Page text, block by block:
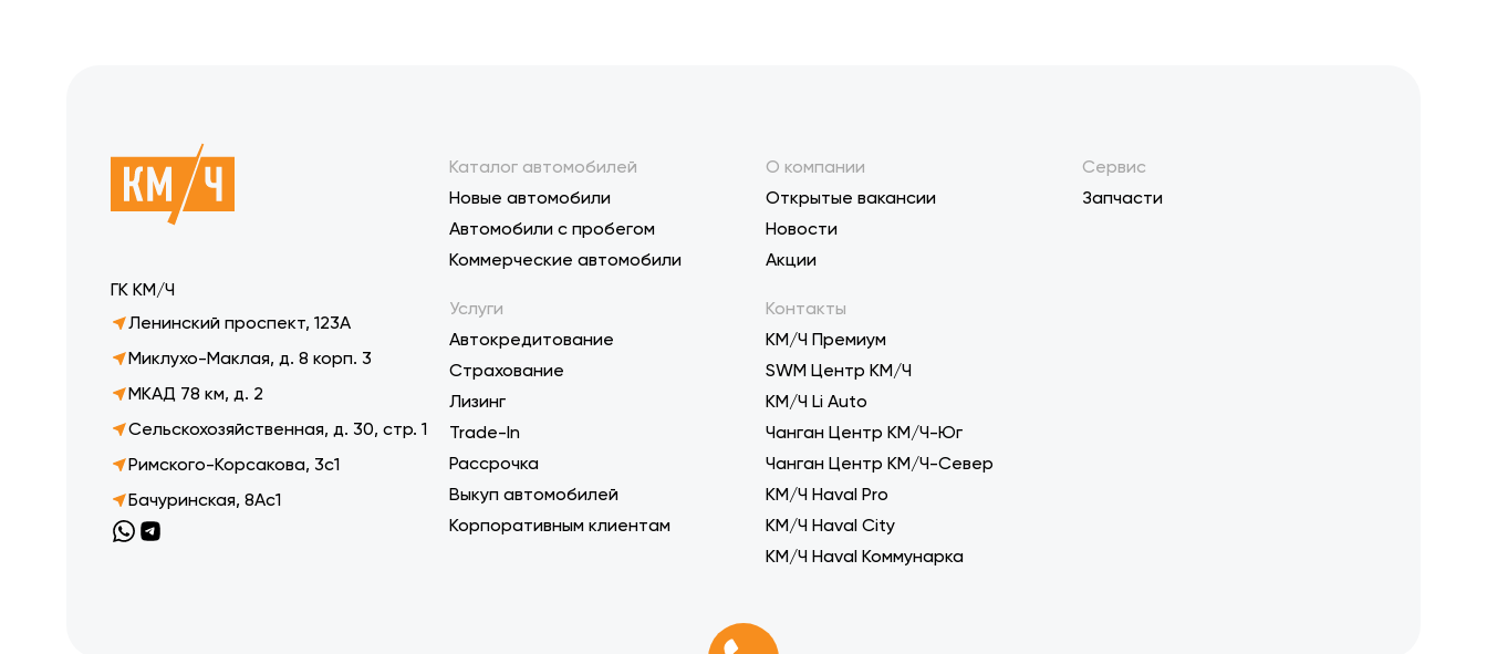
ГК КМ/Ч
Ленинский проспект, 123А
Миклухо-Маклая, д. 8 корп. 3
МКАД 78 км, д. 2
Сельскохозяйственная, д. 30, стр. 1
Римского-Корсакова, 3с1
Бачуринская, 8Ас1
Каталог автомобилей
Новые автомобили
Автомобили с пробегом
Коммерческие автомобили
Услуги
Автокредитование
Страхование
Лизинг
Trade-In
Рассрочка
Выкуп автомобилей
Корпоративным клиентам
О компании
Открытые вакансии
Новости
Акции
Контакты
КМ/Ч Премиум
SWM Центр КМ/Ч
KM/Ч Li Auto
Чанган Центр КМ/Ч-Юг
Чанган Центр КМ/Ч-Север
КМ/Ч Haval Pro
КМ/Ч Haval City
КМ/Ч Haval Коммунарка
Сервис
Запчасти